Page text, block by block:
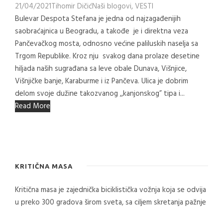
21/04/2021Tihomir DičićNaši blogovi,VESTI
Bulevar Despota Stefana je jedna od najzagađenijih
saobraćajnica u Beogradu, a takođe je i direktna veza
Pančevačkog mosta, odnosno većine paliluskih naselja sa
Trgom Republike. Kroz nju svakog dana prolaze desetine
hiljada naših sugrađana sa leve obale Dunava, Višnjice,
Višnjičke banje, Karaburme i iz Pančeva. Ulica je dobrim
delom svoje dužine takozvanog ,,kanjonskog” tipa i...
Read More
KRITIČNA MASA
Kritična masa je zajednička biciklistička vožnja koja se odvija
u preko 300 gradova širom sveta, sa ciljem skretanja pažnje